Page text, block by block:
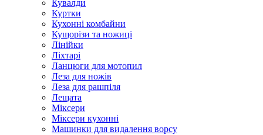
Кувалди
Куртки
Кухонні комбайни
Кущорізи та ножиці
Лінійки
Ліхтарі
Ланцюги для мотопил
Леза для ножів
Леза для рашпіля
Лещата
Міксери
Міксери кухонні
Машинки для видалення ворсу